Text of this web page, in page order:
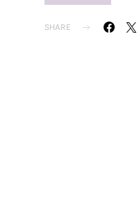
SHARE